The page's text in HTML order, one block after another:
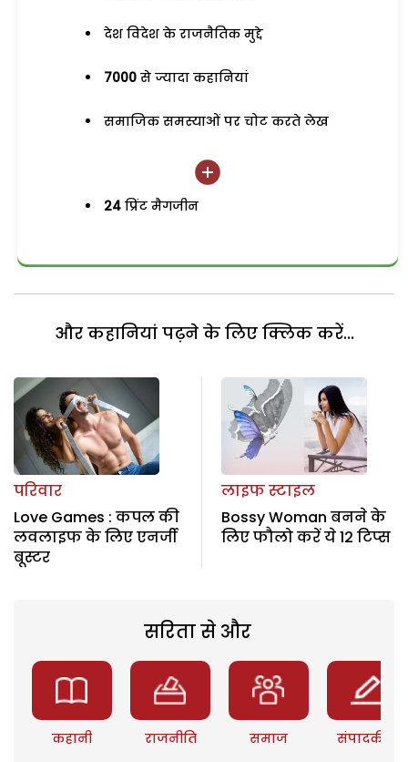
देश विदेश के राजनैतिक मुद्दे
7000 से ज्यादा कहानियां
समाजिक समस्याओं पर चोट करते लेख
24 प्रिंट मैगजीन
और कहानियां पढ़ने के लिए क्लिक करें...
परिवार
Love Games : कपल की
लवलाइफ के लिए एनर्जी
बूस्‍टर
लाइफ स्टाइल
Bossy Woman बनने के
लिए फौलो करें ये 12 टिप्‍स
सरिता से और
कहानी राजनीति समाज संपादकीय